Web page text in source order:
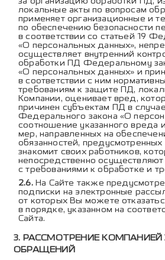
локальные акты по вопросам
применяет организационные и
по обеспечению безопасности
в соответствии со статьей 19
«О персональных данных»,
осуществляет внутренний
обработки ПД Федеральному
«О персональных данных» и
в соответствии с ним
требованиям к защите ПД,
Компании, оценивает вред,
причинен субъектам ПД в
Федерального закона «О
соотношение указанного вреда
мер, направленных на
обязанностей,
знакомит своих работников,
непосредственно
с требованиями к обработке и
На Сайте также
подписки на электронные
от которых Вы можете
в порядке, указанном на
Сайта.
РАССМОТРЕНИЕ КОМПАНИЕЙ
ОБРАЩЕНИЙ